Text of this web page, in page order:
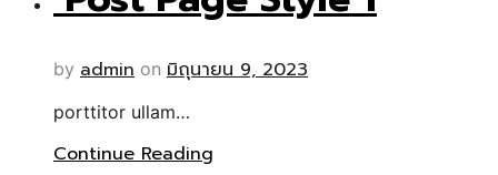
by admin on มิถุนายน 9, 2023
porttitor ullam…
Continue Reading